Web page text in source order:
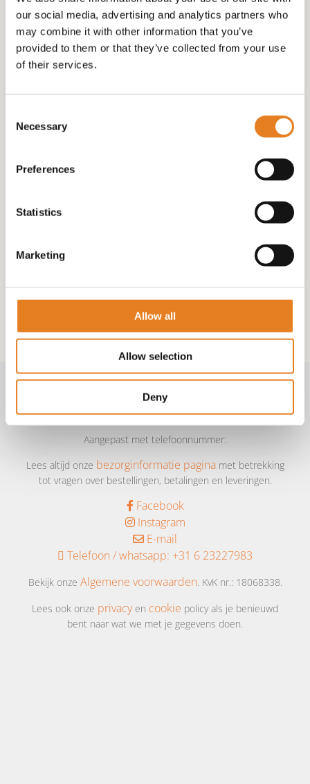
our social media, advertising and analytics partners who
may combine it with other information that you’ve
provided to them or that they’ve collected from your use
of their services.
Selection
Necessary
Preferences
Statistics
Marketing
Allow all
Allow selection
Deny
€ 110.00
Volg & contact
Aangepast met telefoonnummer:
Lees altijd onze bezorginformatie paginamet betrekking
tot vragen over bestellingen, betalingen en leveringen.
Facebook
Instagram
E-mail
Telefoon / whatsapp: +31 6 23227983
Bekijk onze Algemene voorwaarden. KvK nr.: 18068338.
Lees ook onze privacyen cookie policy als je benieuwd
bent naar wat we met je gegevens doen.